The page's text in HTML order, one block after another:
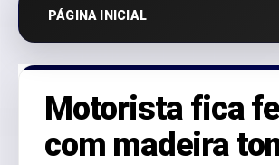
PÁGINA INICIAL
Motorista fica
com madeira